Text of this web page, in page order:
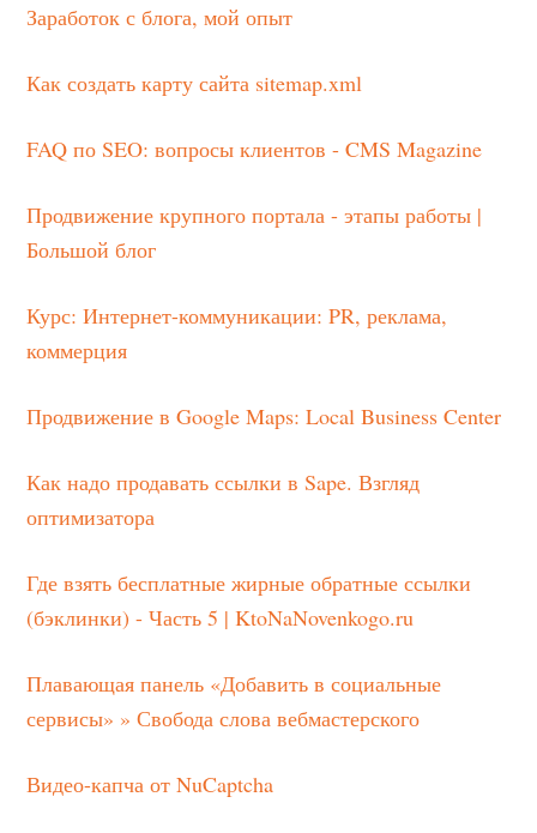
Заработок с блога, мой опыт
Как создать карту сайта sitemap.xml
FAQ по SEO: вопросы клиентов - CMS Magazine
Продвижение крупного портала - этапы работы |
Большой блог
Курс: Интернет-коммуникации: PR, реклама,
коммерция
Продвижение в Google Maps: Local Business Center
Как надо продавать ссылки в Sape. Взгляд
оптимизатора
Где взять бесплатные жирные обратные ссылки
(бэклинки) - Часть 5 | KtoNaNovenkogo.ru
Плавающая панель «Добавить в социальные
сервисы» » Свобода слова вебмастерского
Видео-капча от NuCaptcha